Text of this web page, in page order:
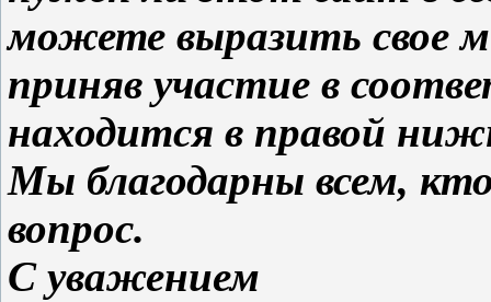
можете выразить свое
приняв участие в
находится в правой
Мы благодарны всем,
вопрос.
С уважением